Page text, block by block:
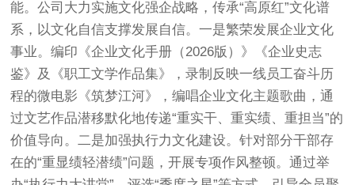
能。公司大力实施文化强企战略，传承“高原红”文化谱
系，以文化自信支撑发展自信。一是繁荣发展企业文化
事业。编印《企业文化手册（2026版）》《企业史志
鉴》及《职工文学作品集》，录制反映一线员工奋斗历
程的微电影《筑梦江河》，编唱企业文化主题歌曲，通
过文艺作品潜移默化地传递“重实干、重实绩、重担当”的
价值导向。二是加强执行力文化建设。针对部分干部存
在的“重显绩轻潜绩”问题，开展专项作风整顿。通过举